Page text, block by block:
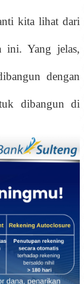
kita lihat dari
ini. Yang jelas,
dengan
dibangun di